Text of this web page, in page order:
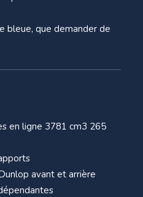
bleue, que demander de
en ligne 3781 cm3 265
avant et arrière